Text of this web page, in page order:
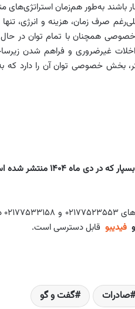
باشند به‌طور هم‌زمان استراتژی‌های
صرف زمان، هزینه و انرژی،
همچنان با تمام توان در
غیرضروری و فراهم شدن
بخش خصوصی توان آن را دارد که
متن کامل این گفت و گو را در شماره 279 دوماهنامه پوشرنگ از گروه
و فیدیبو قابل دسترسی است.
صادرات
گفت و گو